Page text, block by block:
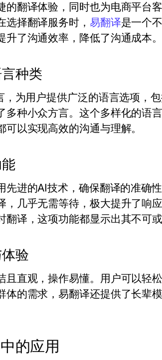
的翻译体验，同时也为电商平台
择翻译服务时， 易翻译是一个
了沟通效率，降低了沟通成本。
种类
为用户提供广泛的语言选项，
多种小众方言。这个多样化的语
以实现高效的沟通与理解。
先进的AI技术，确保翻译的准确
，几乎无需等待，极大提升了响
译，这项功能都显示出其不可或
验
且直观，操作易懂。用户可以轻
体的需求，易翻译还提供了长辈
的应用